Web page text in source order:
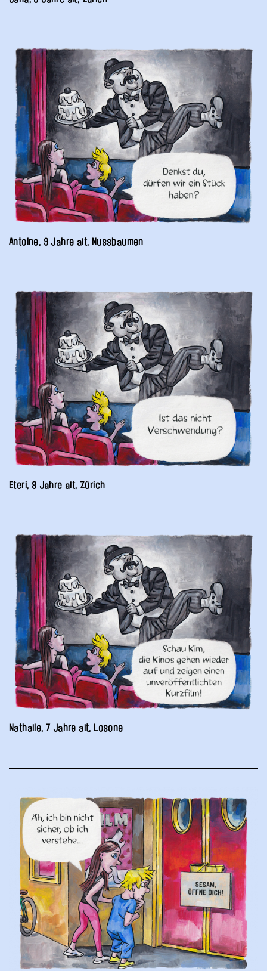
Antoine, 9 Jahre alt, Nussbaumen
Eteri, 8 Jahre alt, Zürich
Nathalie, 7 Jahre alt, Losone